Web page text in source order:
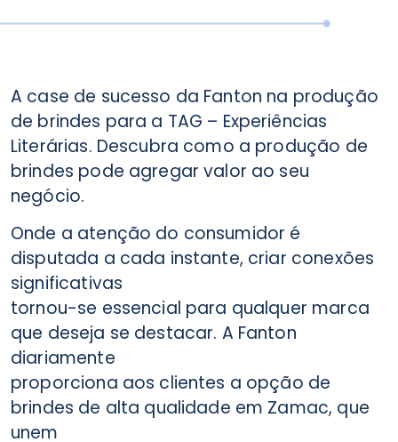
A case de sucesso da Fanton na produção
de brindes para a TAG – Experiências
Literárias. Descubra como a produção de
brindes pode agregar valor ao seu
negócio.
Onde a atenção do consumidor é
disputada a cada instante, criar conexões
significativas
tornou-se essencial para qualquer marca
que deseja se destacar. A Fanton
diariamente
proporciona aos clientes a opção de
brindes de alta qualidade em Zamac, que
unem